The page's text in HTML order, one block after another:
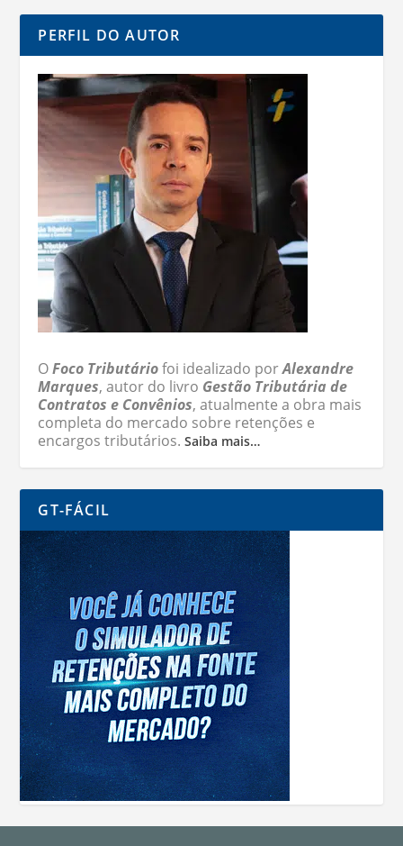
PERFIL DO AUTOR
OFoco Tributáriofoi idealizado porAlexandre
Marques, autor do livro Gestão Tributária de
Contratos e Convênios, atualmente a obra mais
completa do mercado sobre retenções e
encargos tributários.Saiba mais…
GT-FÁCIL